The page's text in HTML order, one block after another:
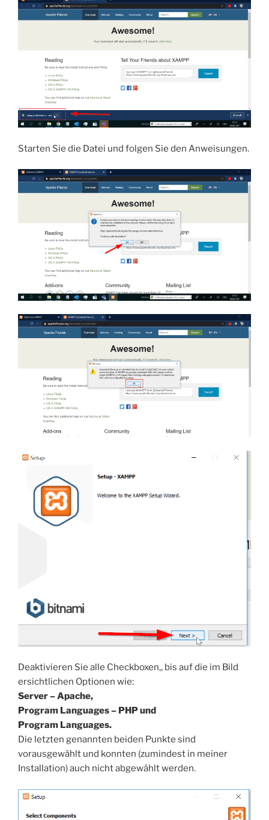
Starten Sie die Datei und folgen Sie den Anweisungen.
Deaktivieren Sie alle Checkboxen,, bis auf die im Bild
ersichtlichen Optionen wie:
Server – Apache,
Program Languages – PHP und
Program Languages.
Die letzten genannten beiden Punkte sind
vorausgewählt und konnten (zumindest in meiner
Installation) auch nicht abgewählt werden.